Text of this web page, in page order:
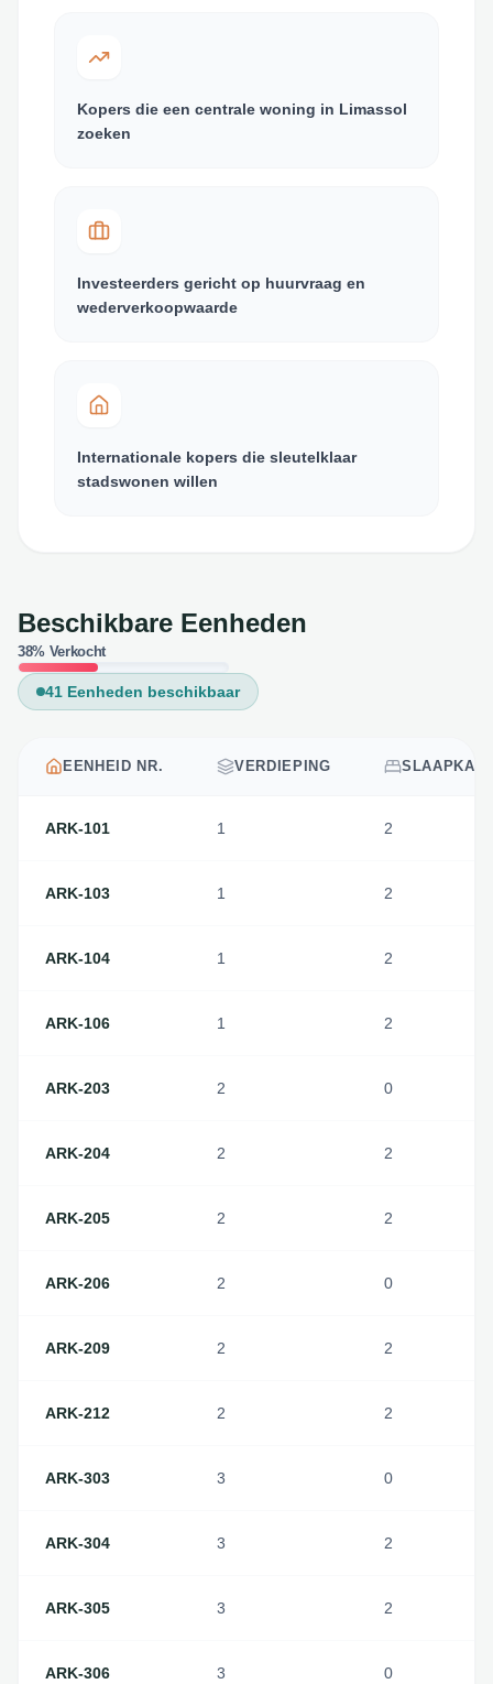
Kopers die een centrale woning in Limassol
zoeken
Investeerders gericht op huurvraag en
wederverkoopwaarde
Internationale kopers die sleutelklaar
stadswonen willen
Beschikbare Eenheden
38% Verkocht
41 Eenheden beschikbaar
EENHEID NR. VERDIEPING
ARK-101 1 2
ARK-103 1 2
ARK-104 1 2
ARK-106 1 2
ARK-203 2 0
ARK-204 2 2
ARK-205 2 2
ARK-206 2 0
ARK-209 2 2
ARK-212 2 2
ARK-303 3 0
ARK-304 3 2
ARK-305 3 2
ARK-306 3 0